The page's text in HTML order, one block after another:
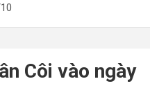
Côi vào ngày